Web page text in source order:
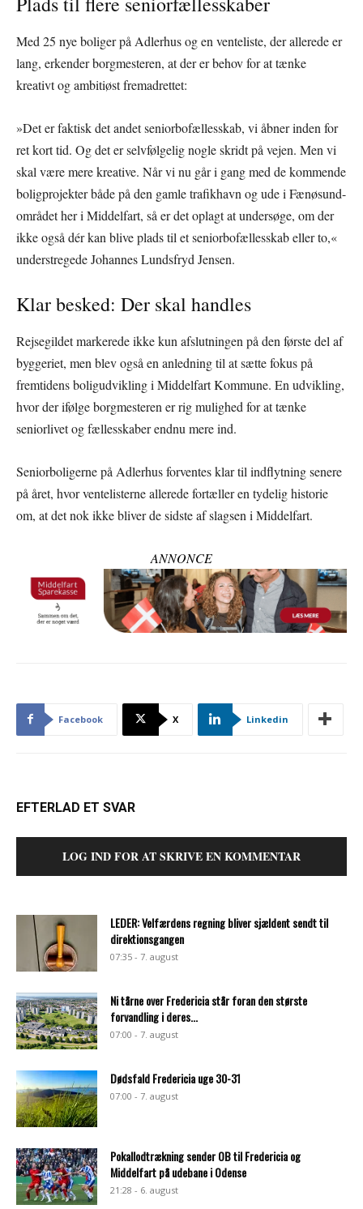
Med 25 nye boliger på Adlerhus og en venteliste, der allerede er
lang, erkender borgmesteren, at der er behov for at tænke
kreativt og ambitiøst fremadrettet:
»Det er faktisk det andet seniorbofællesskab, vi åbner inden for
ret kort tid. Og det er selvfølgelig nogle skridt på vejen. Men vi
skal være mere kreative. Når vi nu går i gang med de kommende
boligprojekter både på den gamle trafikhavn og ude i Fænøsund-
området her i Middelfart, så er det oplagt at undersøge, om der
ikke også dér kan blive plads til et seniorbofællesskab eller to,«
understregede Johannes Lundsfryd Jensen.
Klar besked: Der skal handles
Rejsegildet markerede ikke kun afslutningen på den første del af
byggeriet, men blev også en anledning til at sætte fokus på
fremtidens boligudvikling i Middelfart Kommune. En udvikling,
hvor der ifølge borgmesteren er rig mulighed for at tænke
seniorlivet og fællesskaber endnu mere ind.
Seniorboligerne på Adlerhus forventes klar til indflytning senere
på året, hvor ventelisterne allerede fortæller en tydelig historie
om, at det nok ikke bliver de sidste af slagsen i Middelfart.
ANNONCE
Facebook X Linkedin
EFTERLAD ET SVAR
LOG IND FOR AT SKRIVE EN KOMMENTAR
LEDER: Velfærdens regning bliver sjældent sendt til
direktionsgangen
07:35 - 7. august
Ni tårne over Fredericia står foran den største
forvandling i deres...
07:00 - 7. august
Dødsfald Fredericia uge 30-31
07:00 - 7. august
Pokallodtrækning sender OB til Fredericia og
Middelfart på udebane i Odense
21:28 - 6. august